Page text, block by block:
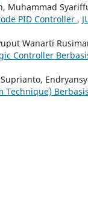
Muhammad
PID Controller ,
Wanarti
Controller
Technique)